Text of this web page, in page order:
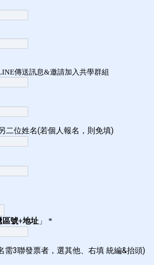
傳送訊息&邀請加入共學群組
二位姓名(若個人報名，則免填)
區號+地址 」 *
需3聯發票者，選其他、右填 統編&抬頭)